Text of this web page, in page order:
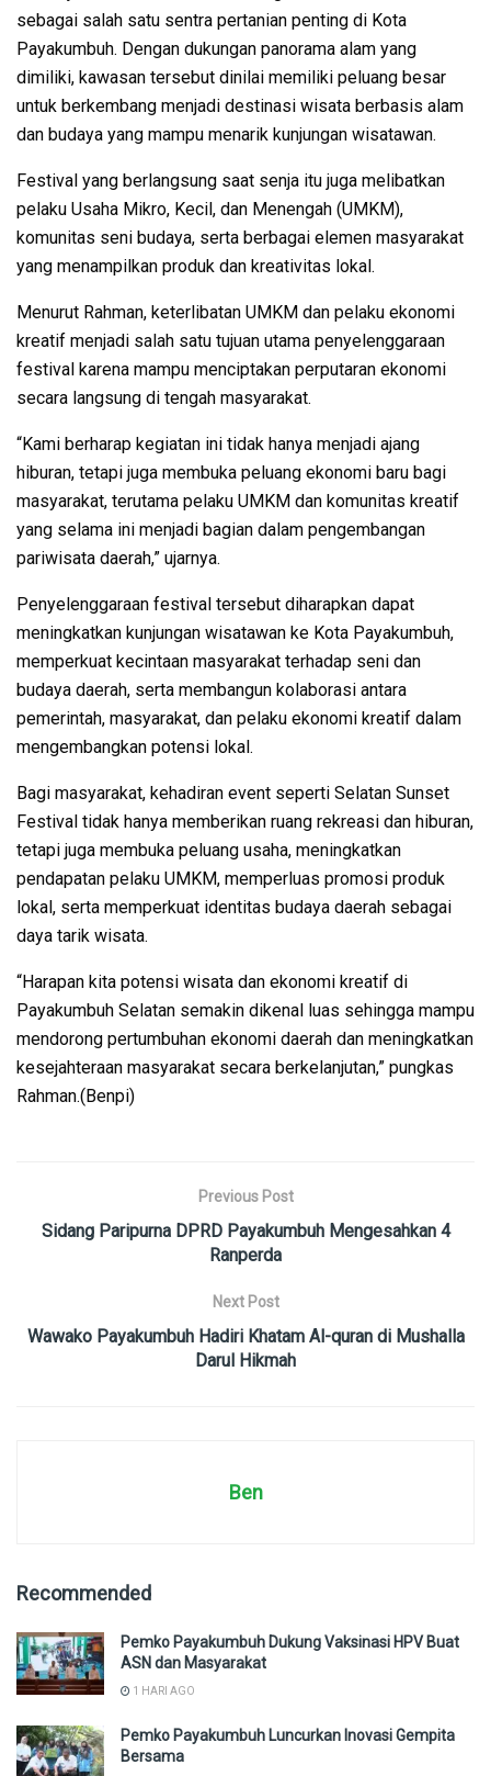
sebagai salah satu sentra pertanian penting di Kota
Payakumbuh. Dengan dukungan panorama alam yang
dimiliki, kawasan tersebut dinilai memiliki peluang besar
untuk berkembang menjadi destinasi wisata berbasis alam
dan budaya yang mampu menarik kunjungan wisatawan.
Festival yang berlangsung saat senja itu juga melibatkan
pelaku Usaha Mikro, Kecil, dan Menengah (UMKM),
komunitas seni budaya, serta berbagai elemen masyarakat
yang menampilkan produk dan kreativitas lokal.
Menurut Rahman, keterlibatan UMKM dan pelaku ekonomi
kreatif menjadi salah satu tujuan utama penyelenggaraan
festival karena mampu menciptakan perputaran ekonomi
secara langsung di tengah masyarakat.
“Kami berharap kegiatan ini tidak hanya menjadi ajang
hiburan, tetapi juga membuka peluang ekonomi baru bagi
masyarakat, terutama pelaku UMKM dan komunitas kreatif
yang selama ini menjadi bagian dalam pengembangan
pariwisata daerah,” ujarnya.
Penyelenggaraan festival tersebut diharapkan dapat
meningkatkan kunjungan wisatawan ke Kota Payakumbuh,
memperkuat kecintaan masyarakat terhadap seni dan
budaya daerah, serta membangun kolaborasi antara
pemerintah, masyarakat, dan pelaku ekonomi kreatif dalam
mengembangkan potensi lokal.
Bagi masyarakat, kehadiran event seperti Selatan Sunset
Festival tidak hanya memberikan ruang rekreasi dan hiburan,
tetapi juga membuka peluang usaha, meningkatkan
pendapatan pelaku UMKM, memperluas promosi produk
lokal, serta memperkuat identitas budaya daerah sebagai
daya tarik wisata.
“Harapan kita potensi wisata dan ekonomi kreatif di
Payakumbuh Selatan semakin dikenal luas sehingga mampu
mendorong pertumbuhan ekonomi daerah dan meningkatkan
kesejahteraan masyarakat secara berkelanjutan,” pungkas
Rahman.(Benpi)
Previous Post
Sidang Paripurna DPRD Payakumbuh Mengesahkan 4
Ranperda
Next Post
Wawako Payakumbuh Hadiri Khatam Al-quran di Mushalla
Darul Hikmah
Ben
Recommended
Pemko Payakumbuh Dukung Vaksinasi HPV Buat
ASN dan Masyarakat
1 HARI AGO
Pemko Payakumbuh Luncurkan Inovasi Gempita
Bersama